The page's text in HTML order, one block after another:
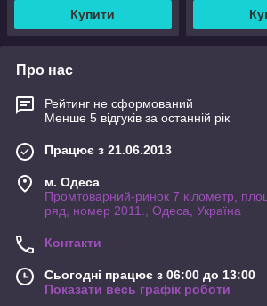
Купити
Про нас
Рейтинг не сформований
Менше 5 відгуків за останній рік
Працює з 21.06.2013
м. Одеса
Промтоварний-ринок 7 кілометр,
ряд, номер 2011., Одеса, Україна
Контакти
Сьогодні працює з 06:00 до 13:00
Показати весь графік роботи